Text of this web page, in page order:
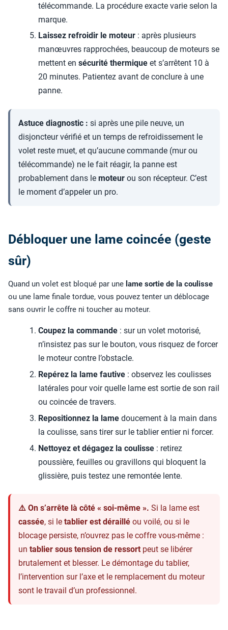
télécommande. La procédure exacte varie selon la
marque.
Laissez refroidir le moteur : après plusieurs
manœuvres rapprochées, beaucoup de moteurs se
mettent ensécurité thermique et s’arrêtent 10 à
20 minutes. Patientez avant de conclure à une
panne.
Astuce diagnostic : si après une pile neuve, un
disjoncteur vérifié et un temps de refroidissement le
volet reste muet, et qu’aucune commande (mur ou
télécommande) ne le fait réagir, la panne est
probablement dans le moteur ou son récepteur. C’est
le moment d’appeler un pro.
Débloquer une lame coincée (geste
sûr)
Quand un volet est bloqué par une lame sortie de la coulisse
ou une lame finale tordue, vous pouvez tenter un déblocage
sans ouvrir le coffre ni toucher au moteur.
Coupez la commande : sur un volet motorisé,
n’insistez pas sur le bouton, vous risquez de forcer
le moteur contre l’obstacle.
Repérez la lame fautive : observez les coulisses
latérales pour voir quelle lame est sortie de son rail
ou coincée de travers.
Repositionnez la lame doucement à la main dans
la coulisse, sans tirer sur le tablier entier ni forcer.
Nettoyez et dégagez la coulisse : retirez
poussière, feuilles ou gravillons qui bloquent la
glissière, puis testez une remontée lente.
⚠️ On s’arrête là côté « soi-même ». Si la lame est
cassée, si le tablier est déraillé ou voilé, ou si le
blocage persiste, n’ouvrez pas le coffre vous-même :
un tablier sous tension de ressort peut se libérer
brutalement et blesser. Le démontage du tablier,
l’intervention sur l’axe et le remplacement du moteur
sont le travail d’un professionnel.